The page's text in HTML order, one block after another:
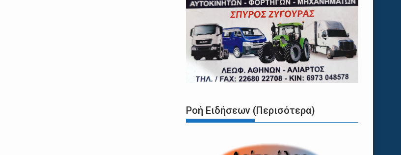
Ροή Ειδήσεων (Περισότερα)